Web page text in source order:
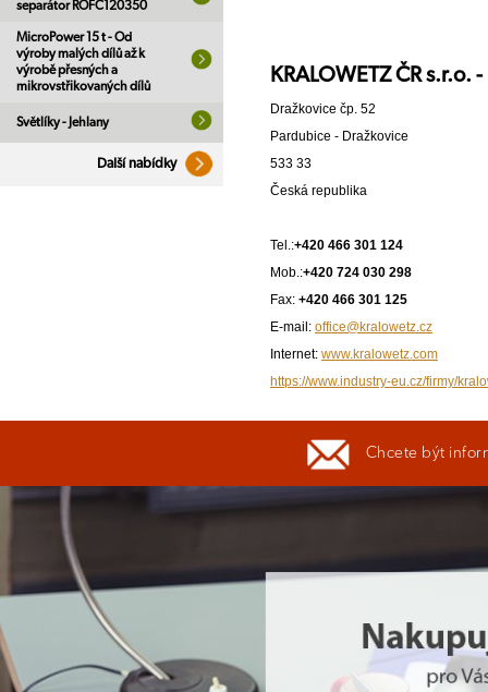
separátor ROFC120350
MicroPower 15 t - Od
výroby malých dílů až k
výrobě přesných a
mikrovstřikovaných dílů
Světlíky - Jehlany
Další nabídky
KRALOWETZ ČR
Dražkovice čp. 52
Pardubice - Dražkovice
533 33
Česká republika
Tel.:+420 466 301 124
Mob.:+420 724 030 298
Fax: +420 466 301 125
E-mail: office@kralowetz.cz
Internet: www.kralowetz.com
https://www.industry-eu.cz/firmy/
Chcete být